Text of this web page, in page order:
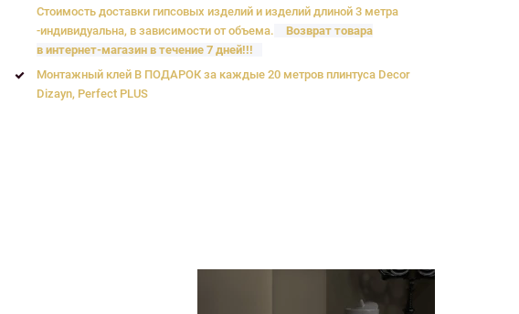
Стоимость доставки гипсовых изделий и изделий длиной 3 метра
-индивидуальна, в зависимости от объема.
Возврат товара
в интернет-магазин в течение 7 дней!!!
Монтажный клей В ПОДАРОК за каждые 20 метров плинтуса Decor
Dizayn, Perfect PLUS